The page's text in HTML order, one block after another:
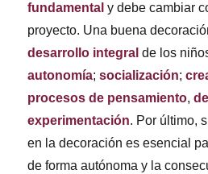
fundamental y debe cambiar
proyecto. Una buena
desarrollo integral de los
autonomía;socialización;
procesos de pensamiento,
experimentación. Por último,
en la decoración es esencial
de forma autónoma y la